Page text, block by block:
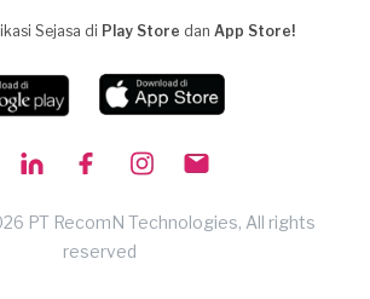
Sejasa di Play Store dan App Store!
PT RecomN Technologies, All rights
reserved